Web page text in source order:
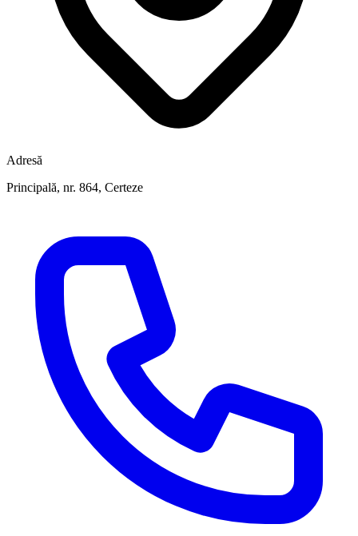
Adresă
Principală, nr. 864, Certeze